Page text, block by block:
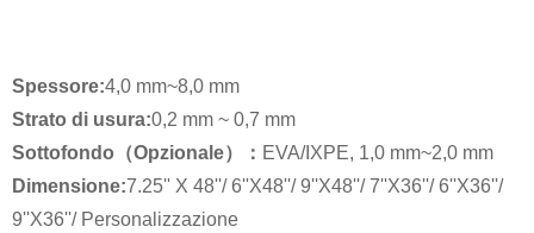
Spessore:4,0 mm~8,0 mm
Strato di usura:0,2 mm ~ 0,7 mm
Sottofondo（Opzionale）： EVA/IXPE, 1,0 mm~2,0 mm
Dimensione:7.25'' X 48''/ 6''X48''/ 9''X48''/ 7''X36''/ 6''X36''/
9''X36''/ Personalizzazione